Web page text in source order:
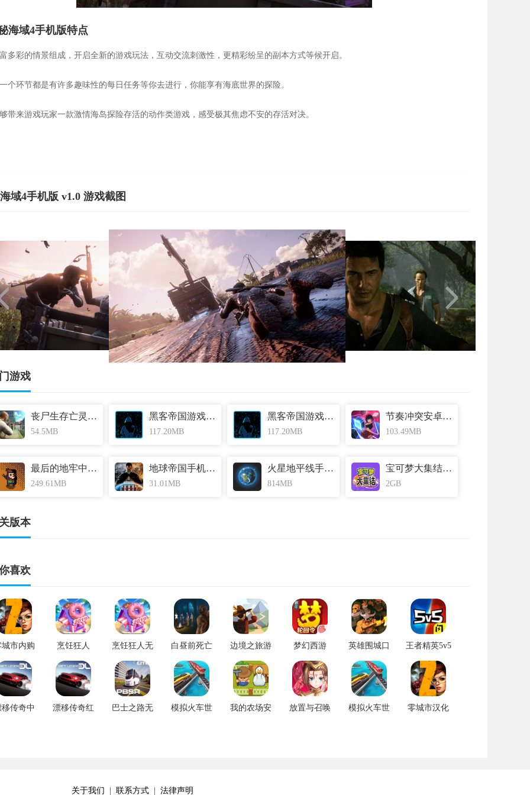
海域4手机版特点
多彩的情景组成，开启全新的游戏玩法，互动交流刺激性，更精彩纷呈的副本方式等候开启。
个环节都是有许多趣味性的每日任务等你去进行，你能享有海底世界的探险。
带来游戏玩家一款激情海岛探险存活的动作类游戏，感受极其焦虑不安的存活对决。
域4手机版 v1.0 游戏截图
游戏
丧尸生存亡灵破解版 v1.6.0
54.5MB
黑客帝国游戏手机版 v13.0
117.20MB
黑客帝国游戏重制版汉化版 v13.0
117.20MB
节奏冲突安卓版 v1.0.9
103.49MB
最后的地牢中文汉化版 v1.2.6
249.61MB
地球帝国手机单机版官方版 v9.7
31.01MB
火星地平线手机安卓版 v2.0
814MB
宝可梦大集结官方手游手机版 v1.2
2GB
版本
喜欢
城市内购
破解版
v1.25.1
烹饪狂人
2020中文版
v1.0.60
烹饪狂人无
限金币钻石
版 v1.0.60
白昼前死亡
汉化版 v2.1
边境之旅游
戏 v3.1.4
梦幻西游 英雄围城口
袋版官方汉
化版 v3.0.4
王者精英5v5
无限金币钻
石版 v1.1
移传奇中
漂移传奇红 巴士之路无 模拟火车世 我的农场安 放置与召唤 模拟火车世 零城市汉化
关于我们 联系方式 法律声明